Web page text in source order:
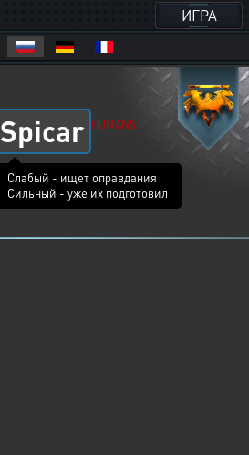
ИГРА
Spicar HUMANS
Слабый - ищет оправдания
Сильный - уже их подготовил